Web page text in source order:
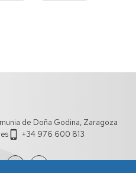
de Doña Godina, Zaragoza
+34 976 600 813